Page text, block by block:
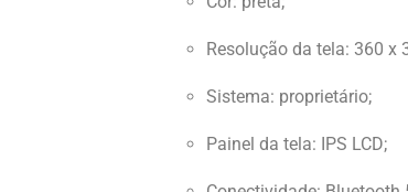
Resolução da tela: 360 x
Sistema: proprietário;
Painel da tela: IPS LCD;